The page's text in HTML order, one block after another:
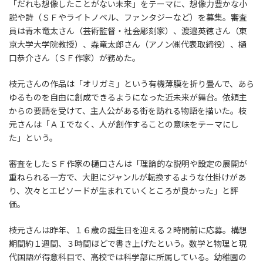
「だれも想像したことがない未来」をテーマに、想像力豊かな小
説や詩（ＳＦやライトノベル、ファンタジーなど）を募集。審査
員は青木竜太さん（芸術監督・社会彫刻家）、渡邉英徳さん（東
京大学大学院教授）、森竜太郎さん（アノン㈱代表取締役）、樋
口恭介さん（ＳＦ作家）が務めた。
枝元さんの作品は「オリガミ」という有機薄膜を折り畳んで、あら
ゆるものを自由に創成できるようになった近未来が舞台。依頼主
からの要請を受けて、主人公がある街を訪れる物語を描いた。枝
元さんは「ＡＩでなく、人が創作することの意味をテーマにし
た」という。
審査をしたＳＦ作家の樋口さんは「理論的な説明や設定の展開が
重ねられる一方で、大胆にジャンルが転換するような仕掛けがあ
り、次々とエピソードが生まれていくところが良かった」と評
価。
枝元さんは昨年、１６歳の誕生日を迎える２時間前に応募。構想
期間約１週間、３時間ほどで書き上げたという。数学と物理と現
代国語が得意科目で、高校では科学部に所属している。幼稚園の